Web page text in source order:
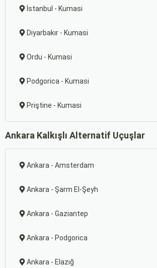
İstanbul - Kumasi
Diyarbakır - Kumasi
Ordu - Kumasi
Podgorica - Kumasi
Priştine - Kumasi
Ankara Kalkışlı Alternatif Uçuşlar
Ankara - Amsterdam
Ankara - Şarm El-Şeyh
Ankara - Gaziantep
Ankara - Podgorica
Ankara - Elazığ